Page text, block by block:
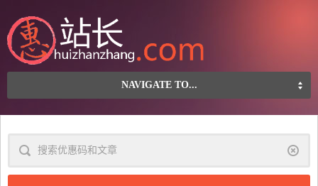
NAVIGATE TO...
清